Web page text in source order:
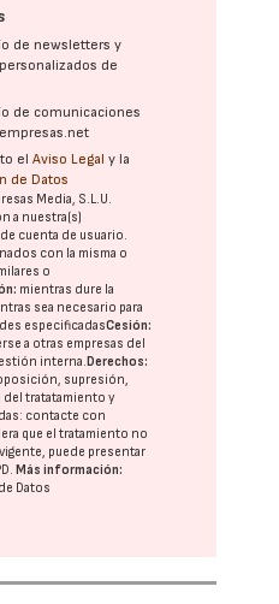
de newsletters y
de
de comunicaciones
elAviso Legal y la
de Datos
Media, S.L.U.
a nuestra(s)
cuenta de usuario.
con la misma o
o
mientras dure la
sea necesario para
especificadasCesión:
a otras empresas del
interna. Derechos:
supresión,
tratatamiento y
contacte con
que el tratamiento no
puede presentar
. Más información:
Datos